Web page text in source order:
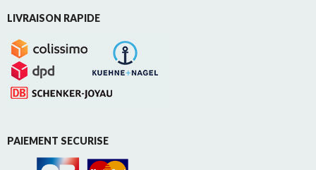
LIVRAISON RAPIDE
PAIEMENT SECURISE